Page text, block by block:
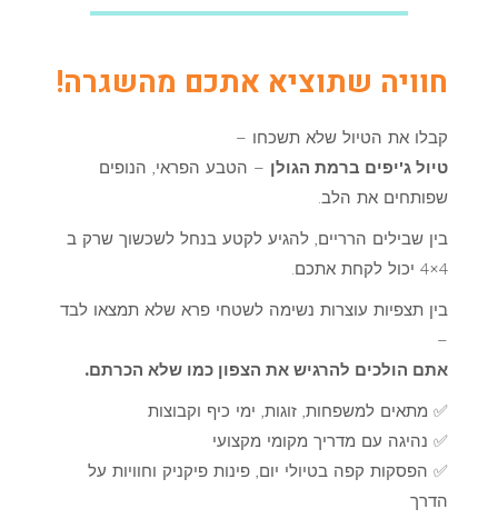
חוויה שתוציא אתכם מהשגרה!
קבלו את הטיול שלא תשכחו –
טיול ג'יפים ברמת הגולן – הטבע הפראי, הנופים
שפותחים את הלב.
בין שבילים הרריים, להגיע לקטע בנחל לשכשוך שרק ב
4×4 יכול לקחת אתכם.
בין תצפיות עוצרות נשימה לשטחי פרא שלא תמצאו לבד
–
אתם הולכים להרגיש את הצפון כמו שלא הכרתם.
✅ מתאים למשפחות, זוגות, ימי כיף וקבוצות
✅ נהיגה עם מדריך מקומי מקצועי
✅ הפסקות קפה בטיולי יום, פינות פיקניק וחוויות על
הדרך